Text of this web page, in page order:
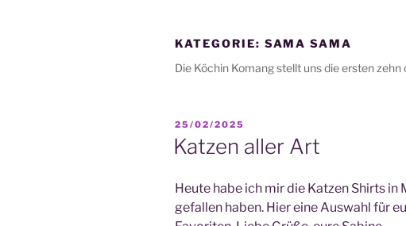
KATEGORIE: SAMA SAMA
Die Köchin Komang stellt uns die ersten
VERÖFFENTLICHT
AM
25/02/2025
Katzen aller Art
Heute habe ich mir die Katzen Shirts
gefallen haben. Hier eine Auswahl für